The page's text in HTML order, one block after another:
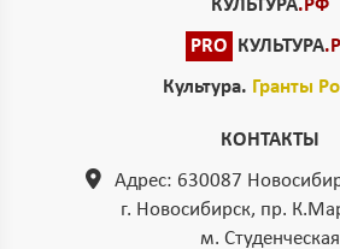
КУЛЬТУРА.РФ
PRO
КУЛЬТУРА
Культура. Гранты
КОНТАКТЫ
Адрес: 630087
г. Новосибирск, пр.
м. Студенческая